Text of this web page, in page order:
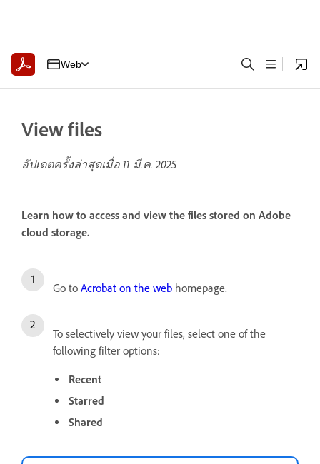
Web
View files
อัปเดตครั้งล่าสุดเมื่อ 11 มี.ค. 2025
Learn how to access and view the files stored on Adobe
cloud storage.
Go to Acrobat on the web homepage.
To selectively view your files, select one of the
following filter options:
Recent
Starred
Shared